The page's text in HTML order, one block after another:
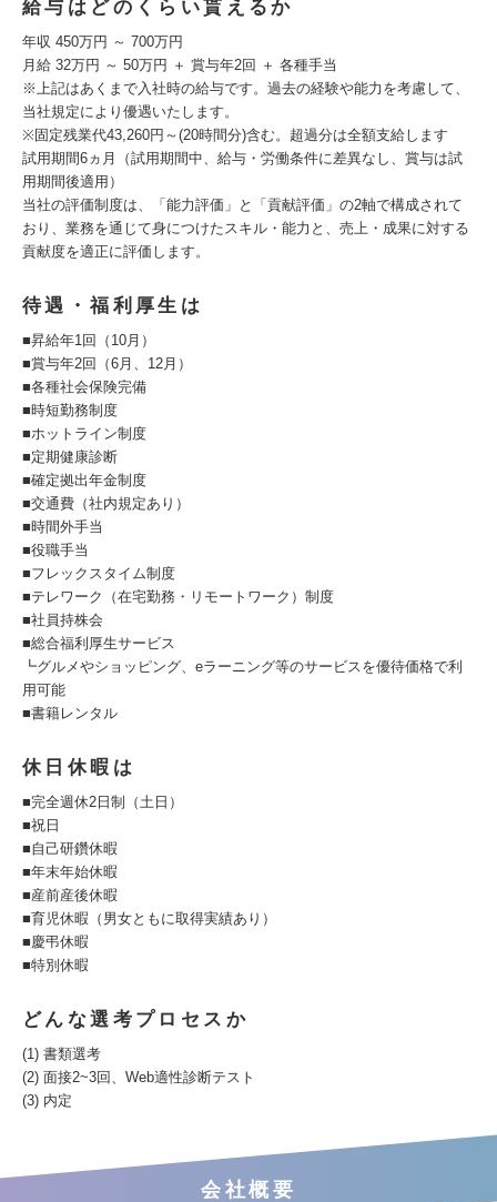
給与はどのくらい貰えるか
年収 450万円 ～ 700万円
月給 32万円 ～ 50万円 ＋ 賞与年2回 ＋ 各種手当
※上記はあくまで入社時の給与です。過去の経験や能力を考慮して、
当社規定により優遇いたします。
※固定残業代43,260円～(20時間分)含む。超過分は全額支給します
試用期間6ヵ月（試用期間中、給与・労働条件に差異なし、賞与は試
用期間後適用）
当社の評価制度は、「能力評価」と「貢献評価」の2軸で構成されて
おり、業務を通じて身につけたスキル・能力と、売上・成果に対する
貢献度を適正に評価します。
待遇・福利厚生は
■昇給年1回（10月）
■賞与年2回（6月、12月）
■各種社会保険完備
■時短勤務制度
■ホットライン制度
■定期健康診断
■確定拠出年金制度
■交通費（社内規定あり）
■時間外手当
■役職手当
■フレックスタイム制度
■テレワーク（在宅勤務・リモートワーク）制度
■社員持株会
■総合福利厚生サービス
┗グルメやショッピング、eラーニング等のサービスを優待価格で利
用可能
■書籍レンタル
休日休暇は
■完全週休2日制（土日）
■祝日
■自己研鑽休暇
■年末年始休暇
■産前産後休暇
■育児休暇（男女ともに取得実績あり）
■慶弔休暇
■特別休暇
どんな選考プロセスか
(1) 書類選考
(2) 面接2~3回、Web適性診断テスト
(3) 内定
会社概要